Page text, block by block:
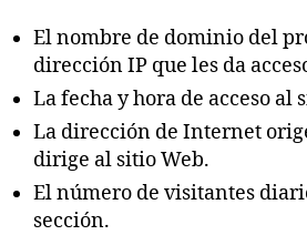
El nombre de dominio del
dirección IP que les da
La fecha y hora de acceso al
La dirección de Internet
dirige al sitio Web.
El número de visitantes
sección.